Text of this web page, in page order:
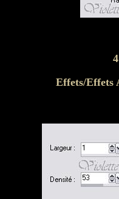
Effets/Effets